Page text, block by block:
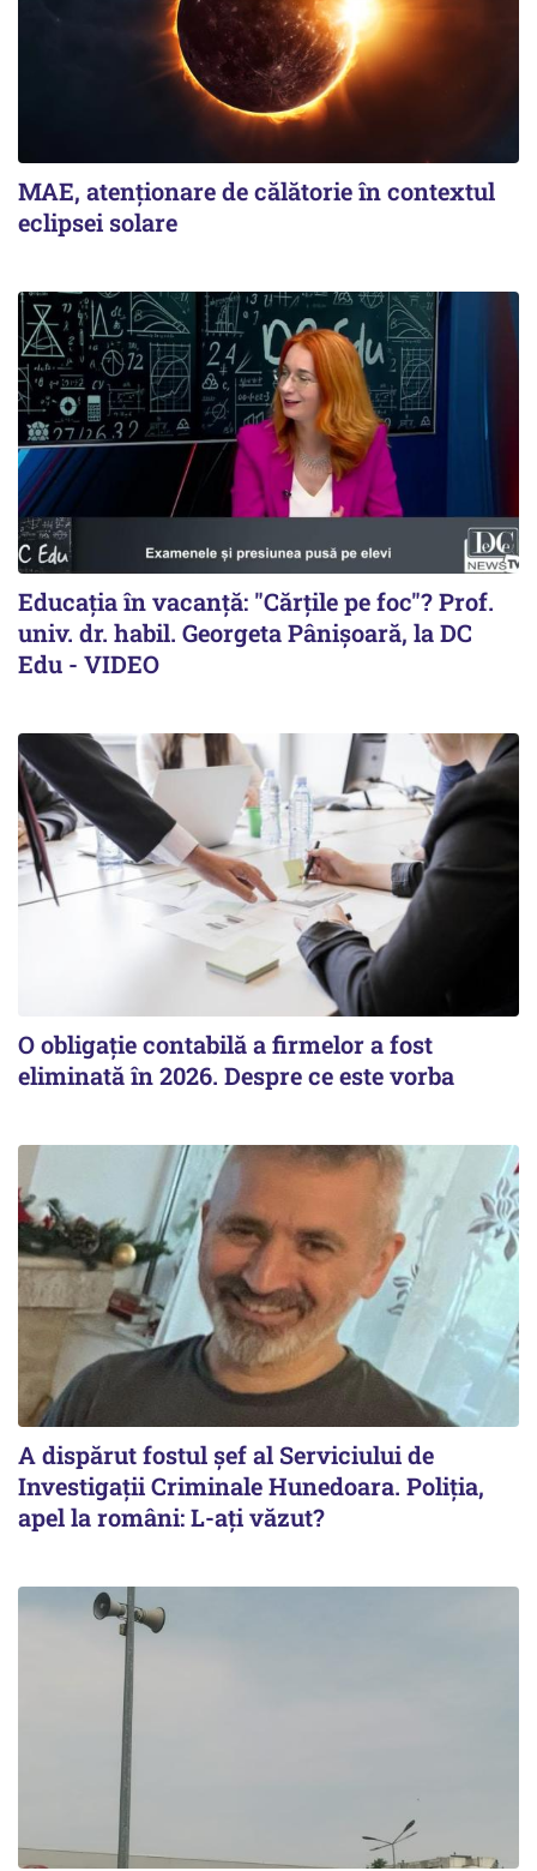
MAE, atenționare de călătorie în contextul
eclipsei solare
Educația în vacanță: "Cărțile pe foc"? Prof.
univ. dr. habil. Georgeta Pânișoară, la DC
Edu - VIDEO
O obligație contabilă a firmelor a fost
eliminată în 2026. Despre ce este vorba
A dispărut fostul șef al Serviciului de
Investigații Criminale Hunedoara. Poliția,
apel la români: L-ați văzut?